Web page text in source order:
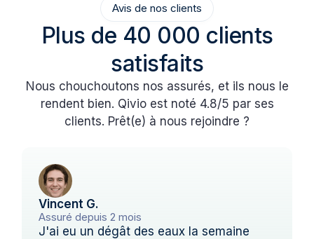
Avis de nos clients
Plus de 40 000 clients
satisfaits
Nous chouchoutons nos assurés, et ils nous le
rendent bien. Qivio est noté 4.8/5 par ses
clients. Prêt(e) à nous rejoindre ?
Vincent G.
Assuré depuis 2 mois
J'ai eu un dégât des eaux la semaine